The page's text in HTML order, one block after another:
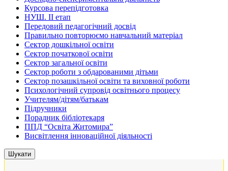
Курсова перепідготовка
НУШ. ІІ етап
Передовий педагогічний досвід
Правильно повторюємо навчальний матеріал
Сектор дошкільної освіти
Сектор початкової освіти
Сектор загальної освіти
Сектор роботи з обдарованими дітьми
Сектор позашкільної освіти та виховної роботи
Психологічний супровід освітнього процесу
Учителям/дітям/батькам
Підручники
Порадник бібліотекаря
ППД “Освіта Житомира”
Висвітлення інноваційної діяльності